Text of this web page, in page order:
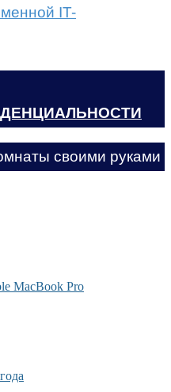
IT-
своими руками
MacBook Pro